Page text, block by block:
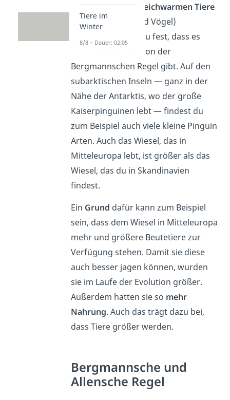
gleichwarmen Tiere
(alle Säugetiere und Vögel)
anschaust, stellst du fest, dass es
von der
Bergmannschen Regel gibt. Auf den
subarktischen Inseln — ganz in der
Nähe der Antarktis, wo der große
Kaiserpinguinen lebt — findest du
zum Beispiel auch viele kleine Pinguin
Arten. Auch das Wiesel, das in
Mitteleuropa lebt, ist größer als das
Wiesel, das du in Skandinavien
findest.
Ein Grund dafür kann zum Beispiel
sein, dass dem Wiesel in Mitteleuropa
mehr und größere Beutetiere zur
Verfügung stehen. Damit sie diese
auch besser jagen können, wurden
sie im Laufe der Evolution größer.
Außerdem hatten sie so mehr
Nahrung. Auch das trägt dazu bei,
dass Tiere größer werden.
Bergmannsche und
Allensche Regel
Tiere im
Winter
8/8 – Dauer: 02:05